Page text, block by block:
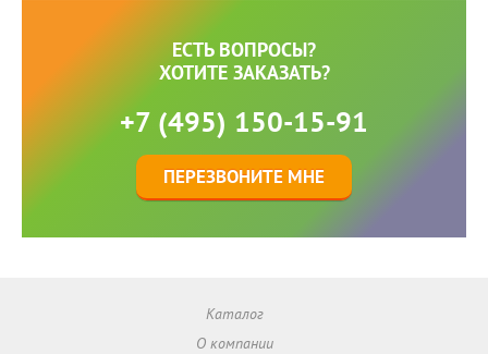
ЕСТЬ ВОПРОСЫ?
ХОТИТЕ ЗАКАЗАТЬ?
+7 (495) 150-15-91
ПЕРЕЗВОНИТЕ МНЕ
Каталог
О компании